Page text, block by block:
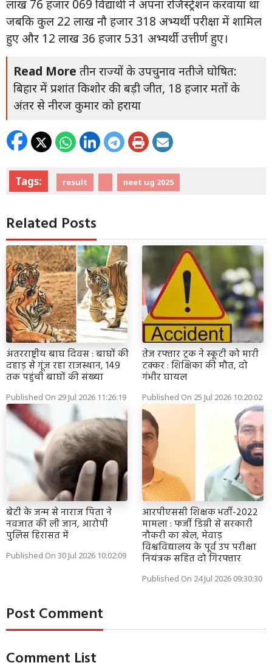
लाख 76 हजार 069 विद्यार्थी ने अपना रजिस्ट्रेशन करवाया था
जबकि कुल 22 लाख नौ हजार 318 अभ्यर्थी परीक्षा में शामिल
हुए और 12 लाख 36 हजार 531 अभ्यर्थी उत्तीर्ण हुए।
Read More तीन राज्यों के उपचुनाव नतीजे घोषित:
बिहार में प्रशांत किशोर की बड़ी जीत, 18 हजार मतों के
अंतर से नीरज कुमार को हराया
Tags: result neet ug 2025
Related Posts
अंतरराष्ट्रीय बाघ दिवस : बाघों की
दहाड़ से गूंज रहा राजस्थान, 149
तक पहुंची बाघों की संख्या
Published On 29 Jul 2026 11:26:19
तेज रफ्तार ट्रक ने स्कूटी को मारी
टक्कर : शिक्षिका की मौत, दो
गंभीर घायल
Published On 25 Jul 2026 10:20:02
बेटी के जन्म से नाराज पिता ने
नवजात की ली जान, आरोपी
पुलिस हिरासत में
Published On 30 Jul 2026 10:02:09
आरपीएससी शिक्षक भर्ती-2022
मामला : फर्जी डिग्री से सरकारी
नौकरी का खेल, मेवाड़
विश्वविद्यालय के पूर्व उप परीक्षा
नियंत्रक सहित दो गिरफ्तार
Published On 24 Jul 2026 09:30:30
Post Comment
Comment List